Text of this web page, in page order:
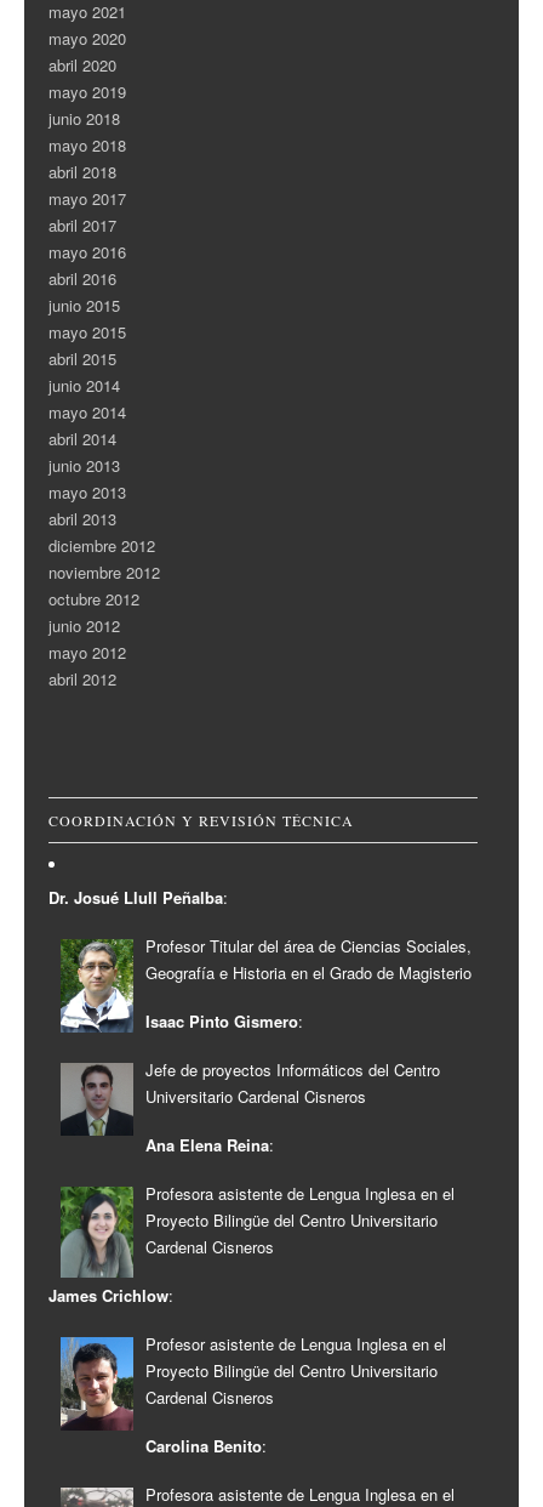
mayo 2021
mayo 2020
abril 2020
mayo 2019
junio 2018
mayo 2018
abril 2018
mayo 2017
abril 2017
mayo 2016
abril 2016
junio 2015
mayo 2015
abril 2015
junio 2014
mayo 2014
abril 2014
junio 2013
mayo 2013
abril 2013
diciembre 2012
noviembre 2012
octubre 2012
junio 2012
mayo 2012
abril 2012
COORDINACIÓN Y REVISIÓN TÉCNICA
Dr. Josué Llull Peñalba:
Profesor Titular del área de Ciencias Sociales,
Geografía e Historia en el Grado de Magisterio
Isaac Pinto Gismero:
Jefe de proyectos Informáticos del Centro
Universitario Cardenal Cisneros
Ana Elena Reina:
Profesora asistente de Lengua Inglesa en el
Proyecto Bilingüe del Centro Universitario
Cardenal Cisneros
James Crichlow:
Profesor asistente de Lengua Inglesa en el
Proyecto Bilingüe del Centro Universitario
Cardenal Cisneros
Carolina Benito:
Profesora asistente de Lengua Inglesa en el